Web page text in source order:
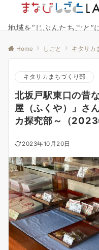
地域を”じぶんたちごと”
Home しごと キタサカ
キタサカまちづくり部
北坂戸駅東口の昔
屋（ふくや）」さ
カ探究部～（2023
2023年10月20日